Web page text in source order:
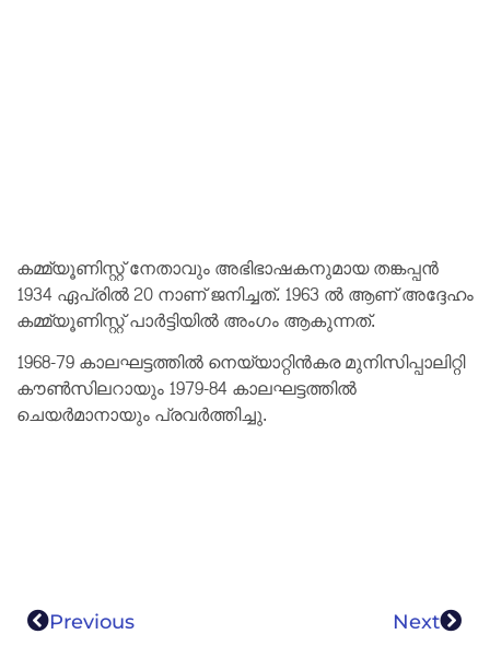
കമ്മ്യൂണിസ്റ്റ് നേതാവും അഭിഭാഷകനുമായ തങ്കപ്പന്‍
1934 ഏപ്രില്‍ 20 നാണ് ജനിച്ചത്. 1963 ല്‍ ആണ് അദ്ദേഹം
കമ്മ്യൂണിസ്റ്റ് പാര്‍ട്ടിയില്‍ അംഗം ആകുന്നത്.
1968-79 കാലഘട്ടത്തില്‍ നെയ്യാറ്റിന്‍കര മുനിസിപ്പാലിറ്റി
കൗണ്‍സിലറായും 1979-84 കാലഘട്ടത്തില്‍
ചെയര്‍മാനായും പ്രവര്‍ത്തിച്ചു.
Previous Next